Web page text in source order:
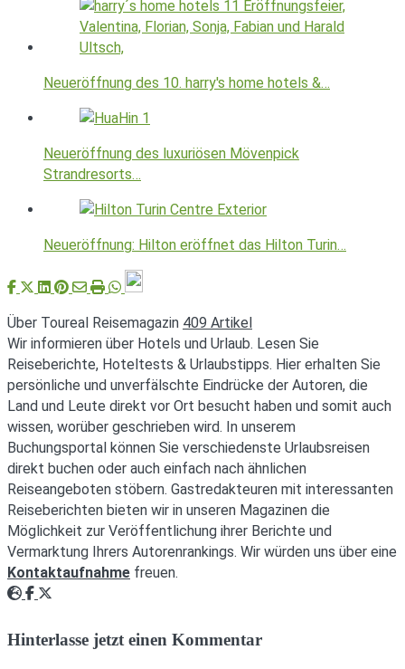
Neueröffnung des 10. harry's home hotels &…
Neueröffnung des luxuriösen Mövenpick
Strandresorts…
Neueröffnung: Hilton eröffnet das Hilton Turin…
Über Toureal Reisemagazin 409 Artikel
Wir informieren über Hotels und Urlaub. Lesen Sie
Reiseberichte, Hoteltests & Urlaubstipps. Hier erhalten Sie
persönliche und unverfälschte Eindrücke der Autoren, die
Land und Leute direkt vor Ort besucht haben und somit auch
wissen, worüber geschrieben wird. In unserem
Buchungsportal können Sie verschiedenste Urlaubsreisen
direkt buchen oder auch einfach nach ähnlichen
Reiseangeboten stöbern. Gastredakteuren mit interessanten
Reiseberichten bieten wir in unseren Magazinen die
Möglichkeit zur Veröffentlichung ihrer Berichte und
Vermarktung Ihrers Autorenrankings. Wir würden uns über eine
Kontaktaufnahme freuen.
Webseite
Facebook
Hinterlasse jetzt einen Kommentar